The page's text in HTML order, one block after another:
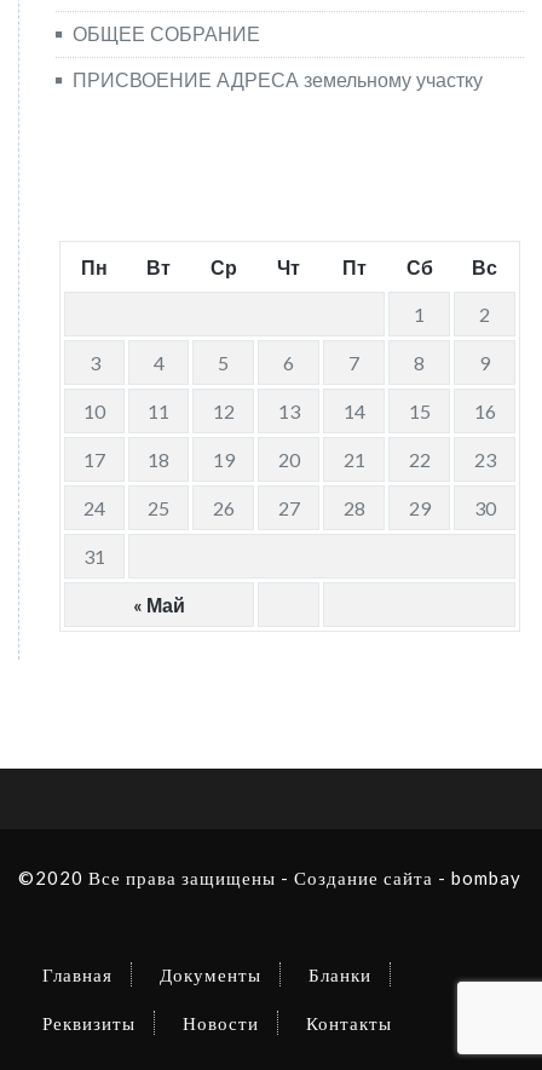
ОБЩЕЕ СОБРАНИЕ
ПРИСВОЕНИЕ АДРЕСА земельному участку
Пн Вт Ср Чт Пт Сб Вс
« Май
1 2
3 4 5 6 7 8 9
10 11 12 13 14 15 16
17 18 19 20 21 22 23
24 25 26 27 28 29 30
31
©2020 Все права защищены - Создание сайта - bombay
Главная Документы Бланки
Реквизиты Новости Контакты